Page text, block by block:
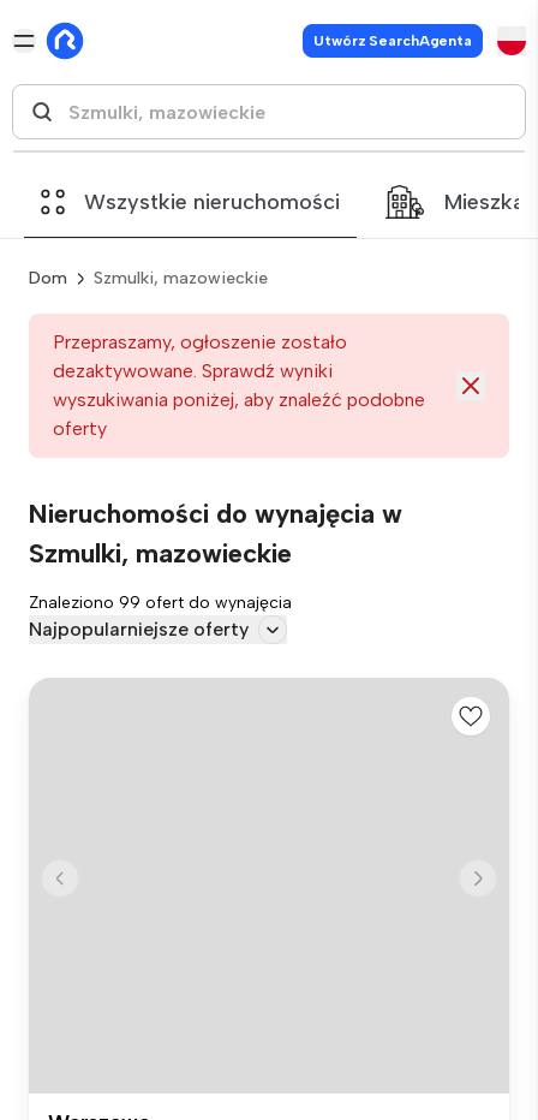
Utwórz SearchAgenta
Wszystkie nieruchomości
Dom Szmulki, mazowieckie
Przepraszamy, ogłoszenie zostało
dezaktywowane. Sprawdź wyniki
wyszukiwania poniżej, aby znaleźć podobne
oferty
Nieruchomości do wynajęcia w
Szmulki, mazowieckie
Znaleziono 99 ofert do wynajęcia
Najpopularniejsze oferty